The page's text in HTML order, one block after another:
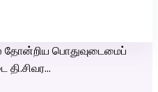
தோன்றிய பொதுவுடைமைப்